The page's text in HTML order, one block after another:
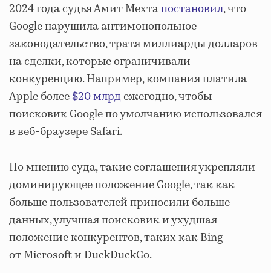
2024 года судья Амит Мехтапостановил, что
Google нарушила антимонопольное
законодательство, тратя миллиарды долларов
на сделки, которые ограничивали
конкуренцию. Например, компания платила
Apple более$20 млрдежегодно, чтобы
поисковик Google по умолчанию использовался
в веб-браузере Safari.
По мнению суда, такие соглашения укрепляли
доминирующее положение Google, так как
больше пользователей приносили больше
данных, улучшая поисковик и ухудшая
положение конкурентов, таких как Bing
от Microsoft и DuckDuckGo.